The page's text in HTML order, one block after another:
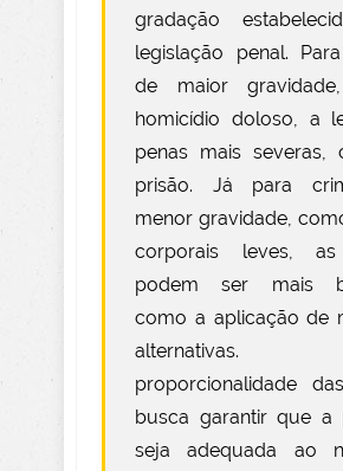
gradação
legislação penal.
de maior
homicídio doloso, a
penas mais severas,
prisão. Já para
menor gravidade,
corporais leves,
podem ser mais
como a aplicação de
proporcionalidade
busca garantir que a
seja adequada ao